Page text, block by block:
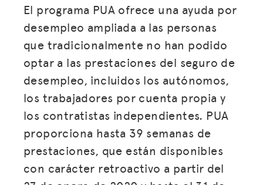
El programa PUA ofrece una ayuda por
desempleo ampliada a las personas
que tradicionalmente no han podido
optar a las prestaciones del seguro de
desempleo, incluidos los autónomos,
los trabajadores por cuenta propia y
los contratistas independientes. PUA
proporciona hasta 39 semanas de
prestaciones, que están disponibles
con carácter retroactivo a partir del